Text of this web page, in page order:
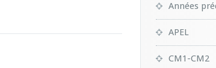
Années
APEL
CM1-CM2